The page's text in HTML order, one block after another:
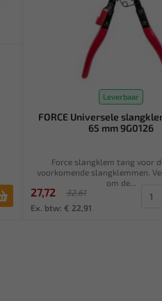
Leverbaar
FORCE Universele
65 mm 9G0126
Force slangklem tang voor
voorkomende slangklemmen.
om de...
27,72
32,61
Ex. btw: € 22,91